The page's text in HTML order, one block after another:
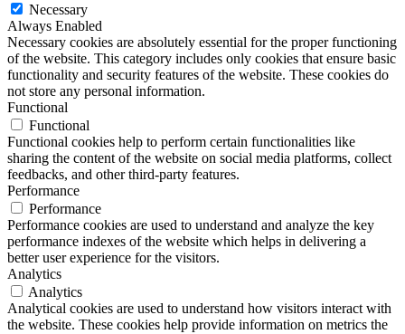
Necessary
Always Enabled
Necessary cookies are absolutely essential for the proper functioning
of the website. This category includes only cookies that ensure basic
functionality and security features of the website. These cookies do
not store any personal information.
Functional
Functional
Functional cookies help to perform certain functionalities like
sharing the content of the website on social media platforms, collect
feedbacks, and other third-party features.
Performance
Performance
Performance cookies are used to understand and analyze the key
performance indexes of the website which helps in delivering a
better user experience for the visitors.
Analytics
Analytics
Analytical cookies are used to understand how visitors interact with
the website. These cookies help provide information on metrics the